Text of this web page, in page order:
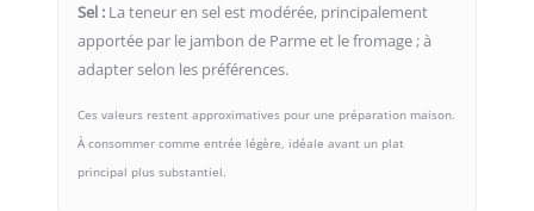
Sel : La teneur en sel est modérée, principalement
apportée par le jambon de Parme et le fromage ; à
adapter selon les préférences.
Ces valeurs restent approximatives pour une préparation maison.
À consommer comme entrée légère, idéale avant un plat
principal plus substantiel.